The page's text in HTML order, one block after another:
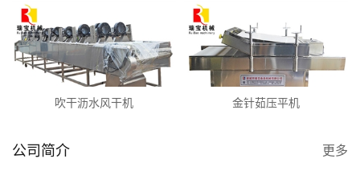
吹干沥水风干机 金针茹压平机
公司简介 更多